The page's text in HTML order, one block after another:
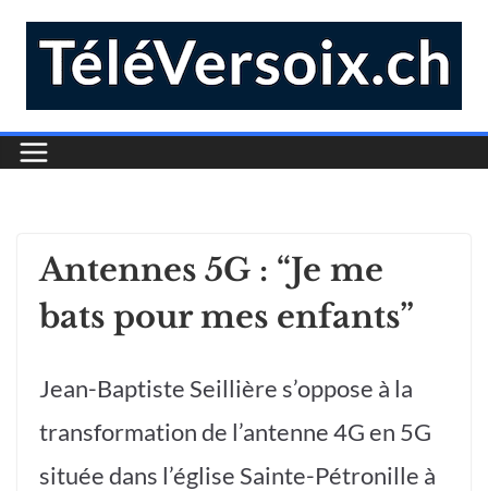
Antennes 5G : “Je me
bats pour mes enfants”
Jean-Baptiste Seillière s’oppose à la
transformation de l’antenne 4G en 5G
située dans l’église Sainte-Pétronille à